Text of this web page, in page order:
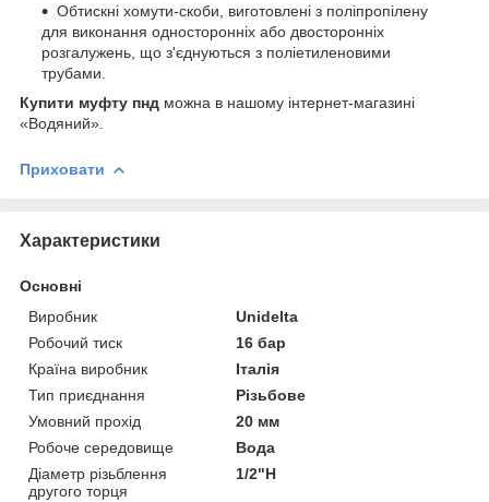
Обтискні хомути-скоби, виготовлені з поліпропілену
для виконання односторонніх або двосторонніх
розгалужень, що з'єднуються з поліетиленовими
трубами.
Купити муфту пнд можна в нашому інтернет-магазині
«Водяний».
Приховати
Характеристики
Основні
Виробник
Unidelta
Робочий тиск
16 бар
Країна виробник
Італія
Тип приєднання
Різьбове
Умовний прохід
20 мм
Робоче середовище
Вода
Діаметр різьблення
другого торця
1/2"Н